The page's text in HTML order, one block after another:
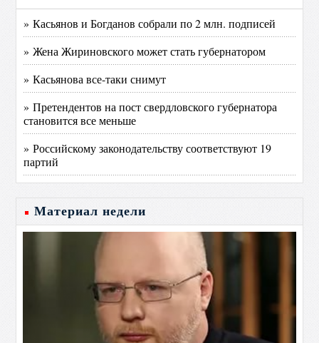
» Касьянов и Богданов собрали по 2 млн. подписей
» Жена Жириновского может стать губернатором
» Касьянова все-таки снимут
» Претендентов на пост свердловского губернатора
становится все меньше
» Российскому законодательству соответствуют 19
партий
Материал недели